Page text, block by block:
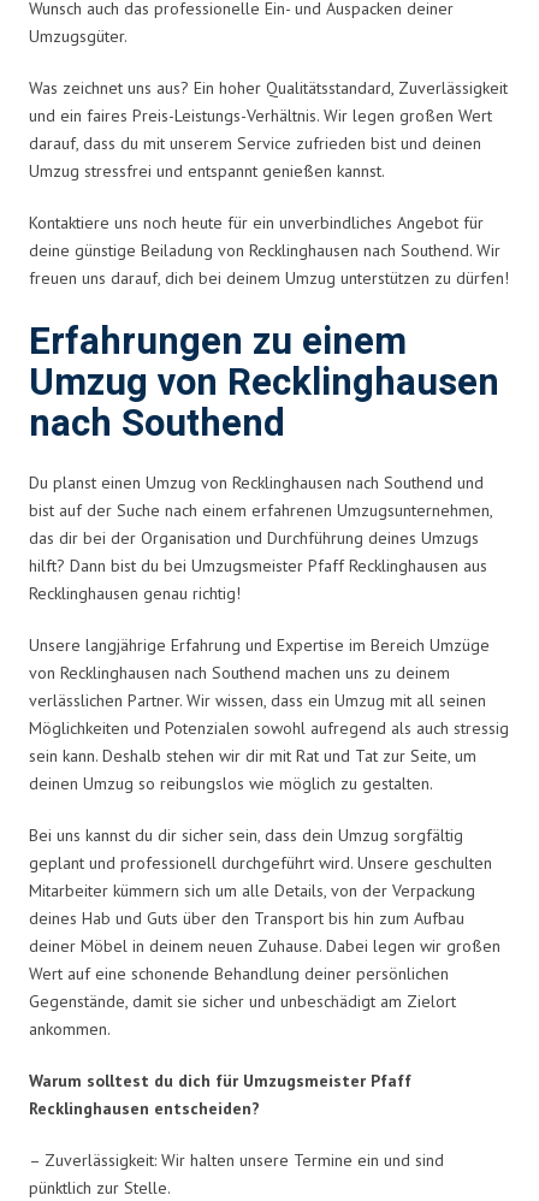
Wunsch auch das professionelle Ein- und Auspacken deiner
Umzugsgüter.
Was zeichnet uns aus? Ein hoher Qualitätsstandard, Zuverlässigkeit
und ein faires Preis-Leistungs-Verhältnis. Wir legen großen Wert
darauf, dass du mit unserem Service zufrieden bist und deinen
Umzug stressfrei und entspannt genießen kannst.
Kontaktiere uns noch heute für ein unverbindliches Angebot für
deine günstige Beiladung von Recklinghausen nach Southend. Wir
freuen uns darauf, dich bei deinem Umzug unterstützen zu dürfen!
Erfahrungen zu einem
Umzug von Recklinghausen
nach Southend
Du planst einen Umzug von Recklinghausen nach Southend und
bist auf der Suche nach einem erfahrenen Umzugsunternehmen,
das dir bei der Organisation und Durchführung deines Umzugs
hilft? Dann bist du bei Umzugsmeister Pfaff Recklinghausen aus
Recklinghausen genau richtig!
Unsere langjährige Erfahrung und Expertise im Bereich Umzüge
von Recklinghausen nach Southend machen uns zu deinem
verlässlichen Partner. Wir wissen, dass ein Umzug mit all seinen
Möglichkeiten und Potenzialen sowohl aufregend als auch stressig
sein kann. Deshalb stehen wir dir mit Rat und Tat zur Seite, um
deinen Umzug so reibungslos wie möglich zu gestalten.
Bei uns kannst du dir sicher sein, dass dein Umzug sorgfältig
geplant und professionell durchgeführt wird. Unsere geschulten
Mitarbeiter kümmern sich um alle Details, von der Verpackung
deines Hab und Guts über den Transport bis hin zum Aufbau
deiner Möbel in deinem neuen Zuhause. Dabei legen wir großen
Wert auf eine schonende Behandlung deiner persönlichen
Gegenstände, damit sie sicher und unbeschädigt am Zielort
ankommen.
Warum solltest du dich für Umzugsmeister Pfaff
Recklinghausen entscheiden?
– Zuverlässigkeit: Wir halten unsere Termine ein und sind
pünktlich zur Stelle.